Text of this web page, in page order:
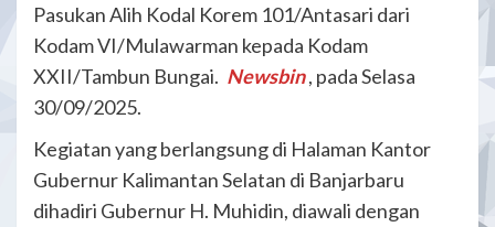
Pasukan Alih Kodal Korem 101/Antasari dari
Kodam VI/Mulawarman kepada Kodam
XXII/Tambun Bungai. Newsbin , pada Selasa
30/09/2025.
Kegiatan yang berlangsung di Halaman Kantor
Gubernur Kalimantan Selatan di Banjarbaru
dihadiri Gubernur H. Muhidin, diawali dengan